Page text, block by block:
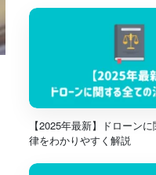
【2025年最新】ドローン
律をわかりやすく解説